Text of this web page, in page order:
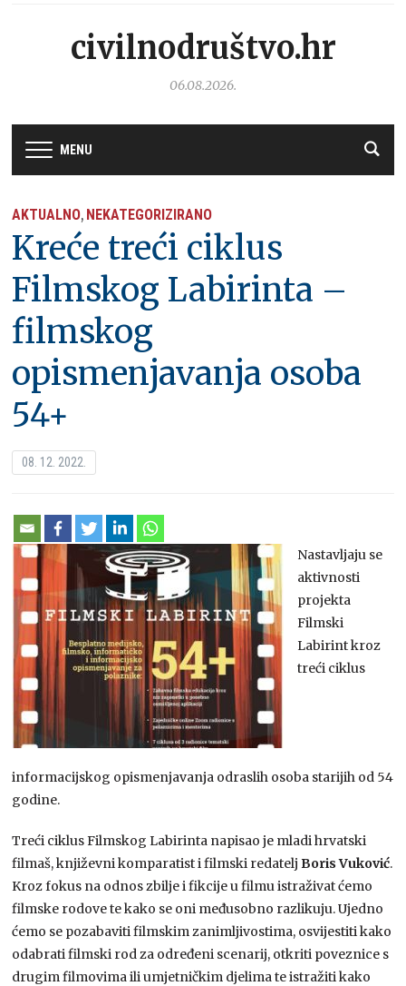
civilnodruštvo.hr
06.08.2026.
MENU
AKTUALNO, NEKATEGORIZIRANO
Kreće treći ciklus
Filmskog Labirinta –
filmskog
opismenjavanja osoba
54+
08. 12. 2022.
Nastavljaju se
aktivnosti
projekta
Filmski
Labirint kroz
treći ciklus
informacijskog opismenjavanja odraslih osoba starijih od 54
godine.
Treći ciklus Filmskog Labirinta napisao je mladi hrvatski
filmaš, književni komparatist i filmski redateljBoris Vuković.
Kroz fokus na odnos zbilje i fikcije u filmu istraživat ćemo
filmske rodove te kako se oni međusobno razlikuju. Ujedno
ćemo se pozabaviti filmskim zanimljivostima, osvijestiti kako
odabrati filmski rod za određeni scenarij, otkriti poveznice s
drugim filmovima ili umjetničkim djelima te istražiti kako